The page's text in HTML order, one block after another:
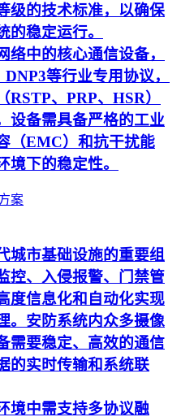
级的技术标准，以确保
的稳定运行。
络中的核心通信设备，
等行业专用协议，
、PRP、HSR）
设备需具备严格的工业
（EMC）和抗干扰能
境下的稳定性。
案
城市基础设施的重要组
控、入侵报警、门禁管
度信息化和自动化实现
。安防系统内众多摄像
需要稳定、高效的通信
的实时传输和系统联
境中需支持多协议融